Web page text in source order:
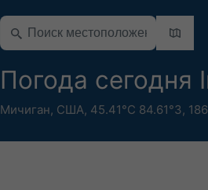
Погода сегодня
Мичиган, США, 45.41°С 84.61°З,